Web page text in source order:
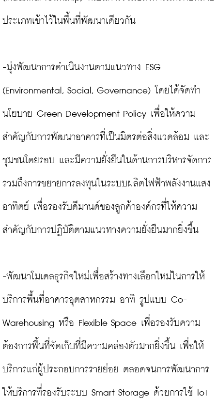
ประเภทเข้าไว้ในพื้นที่พัฒนาเดียวกัน
-มุ่งพัฒนาการดำเนินงานตามแนวทาง ESG
(Environmental, Social, Governance) โดยได้จัดทำ
นโยบาย Green Development Policy เพื่อให้ความ
สำคัญกับการพัฒนาอาคารที่เป็นมิตรต่อสิ่งแวดล้อม และ
ชุมชนโดยรอบ และมีความยั่งยืนในด้านการบริหารจัดการ
รวมถึงการขยายการลงทุนในระบบผลิตไฟฟ้าพลังงานแสง
อาทิตย์ เพื่อรองรับดีมานด์ของลูกค้าองค์กรที่ให้ความ
สำคัญกับการปฏิบัติตามแนวทางความยั่งยืนมากยิ่งขึ้น
-พัฒนาโมเดลธุรกิจใหม่เพื่อสร้างทางเลือกใหม่ในการให้
บริการพื้นที่อาคารอุตสาหกรรม อาทิ รูปแบบ Co-
Warehousing หรือ Flexible Space เพื่อรองรับความ
ต้องการพื้นที่จัดเก็บที่มีความคล่องตัวมากยิ่งขึ้น เพื่อให้
บริการแก่ผู้ประกอบการรายย่อย ตลอดจนการพัฒนาการ
ให้บริการที่รองรับระบบ Smart Storage ด้วยการใช้ IoT